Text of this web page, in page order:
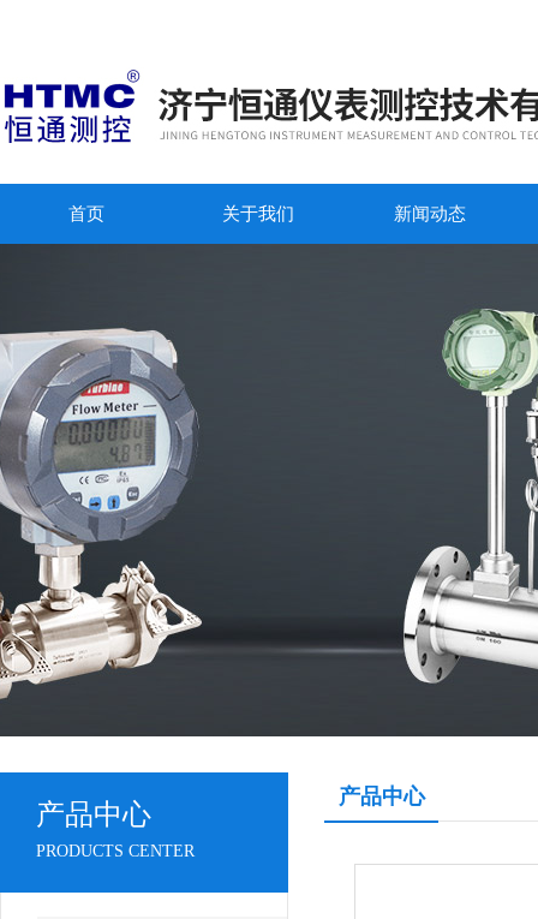
首页 关于我们 新闻动态
产品中心
PRODUCTS CENTER
产品中心